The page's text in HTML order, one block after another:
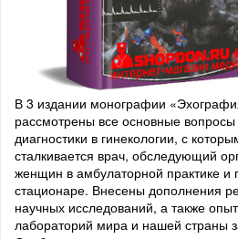
В 3 издании монографии
рассмотрены все основные вопросы
диагностики в гинекологии, с
сталкивается врач, обследующий
женщин в амбулаторной практике и
стационаре. Внесены дополнения
научных исследований, а также
лабораторий мира и нашей страны